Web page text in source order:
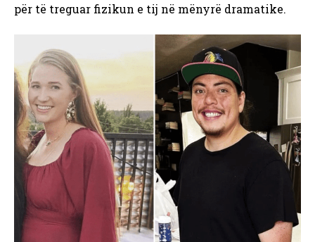
për të treguar fizikun e tij në mënyrë dramatike.